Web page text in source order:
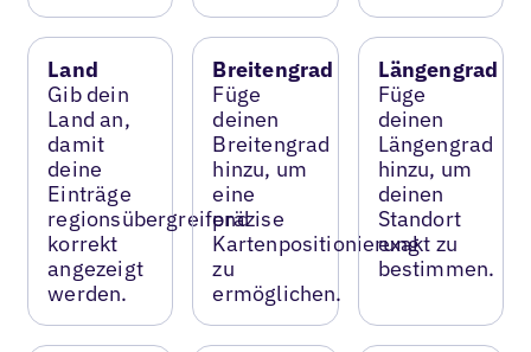
Land
Gib dein
Land an,
damit
deine
Einträge
regionsübergreifend
korrekt
angezeigt
werden.
Breitengrad
Füge
deinen
Breitengrad
hinzu, um
eine
präzise
Kartenpositionierung
zu
ermöglichen.
Längengrad
Füge
deinen
Längengrad
hinzu, um
deinen
Standort
exakt zu
bestimmen.